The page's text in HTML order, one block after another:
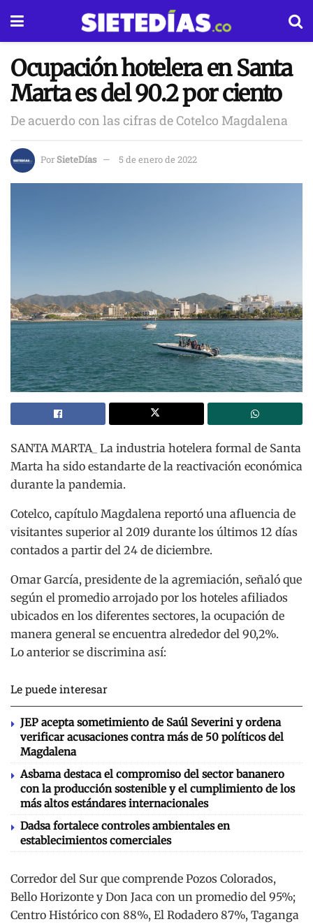
Ocupación hotelera en Santa
Marta es del 90.2 por ciento
De acuerdo con las cifras de Cotelco Magdalena
PorSieteDías 5 de enero de 2022
SANTA MARTA_ La industria hotelera formal de Santa
Marta ha sido estandarte de la reactivación económica
durante la pandemia.
Cotelco, capítulo Magdalena reportó una afluencia de
visitantes superior al 2019 durante los últimos 12 días
contados a partir del 24 de diciembre.
Omar García, presidente de la agremiación, señaló que
según el promedio arrojado por los hoteles afiliados
ubicados en los diferentes sectores, la ocupación de
manera general se encuentra alrededor del 90,2%.
Lo anterior se discrimina así:
Le puede interesar
JEP acepta sometimiento de Saúl Severini y ordena
verificar acusaciones contra más de 50 políticos del
Magdalena
Asbama destaca el compromiso del sector bananero
con la producción sostenible y el cumplimiento de los
más altos estándares internacionales
Dadsa fortalece controles ambientales en
establecimientos comerciales
Corredor del Sur que comprende Pozos Colorados,
Bello Horizonte y Don Jaca con un promedio del 95%;
Centro Histórico con 88%, El Rodadero 87%, Taganga